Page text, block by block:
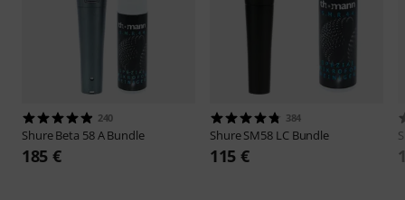
240
ShureBeta 58 A Bundle
185 €
384
ShureSM58 LC Bundle
115 €